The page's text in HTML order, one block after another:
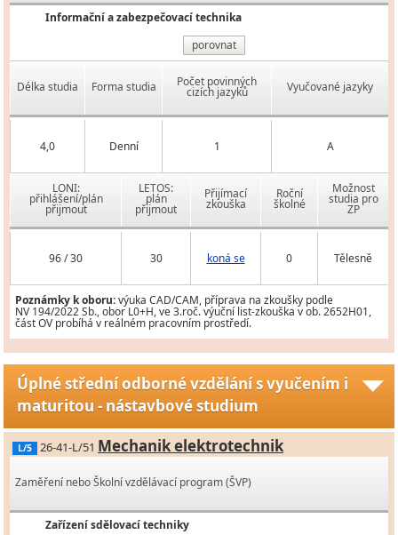
Informační a zabezpečovací technika
porovnat
Délka studia Forma studia Počet povinných
cizích jazyků Vyučované jazyky
4,0 Denní 1 A
LONI:
přihlášení/plán
přijmout
LETOS:
plán
přijmout
Přijímací
zkouška
Roční
školné
Možnost
studia pro
ZP
96 / 30 30 koná se 0 Tělesně
Poznámky k oboru:výuka CAD/CAM, příprava na zkoušky podle
NV 194/2022 Sb., obor L0+H, ve 3.roč. výuční list-zkouška v ob. 2652H01,
část OV probíhá v reálném pracovním prostředí.
Úplné střední odborné vzdělání s vyučením i
maturitou - nástavbové studium
L/5 26-41-L/51 Mechanik elektrotechnik
Zaměření nebo Školní vzdělávací program (ŠVP)
Zařízení sdělovací techniky